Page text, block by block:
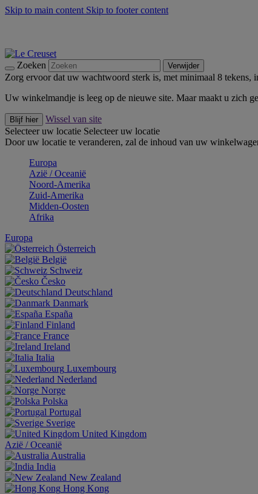
Skip to main content Skip to footer content
Zoeken Verwijder
Zorg ervoor dat uw wachtwoord sterk is, met minimaal 8 tekens,
Uw winkelmandje is leeg op de nieuwe site. Maar maakt u zich
Blijf hier
Wissel van site
Selecteer uw locatie Selecteer uw locatie
Door uw locatie te veranderen, zal de inhoud van uw
Europa
Aziё / Oceaniё
Noord-Amerika
Zuid-Amerika
Midden-Oosten
Afrika
Europa
Österreich
België
Schweiz
Česko
Deutschland
Danmark
España
Finland
France
Ireland
Italia
Luxembourg
Nederland
Norge
Polska
Portugal
Sverige
United Kingdom
Aziё / Oceaniё
Australia
India
New Zealand
Hong Kong